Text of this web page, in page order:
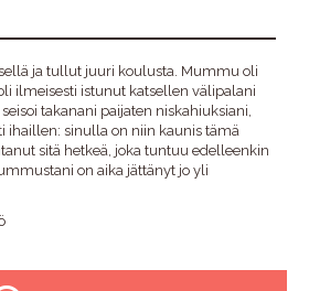
ja tullut juuri koulusta. Mummu oli
ilmeisesti istunut katsellen välipalani
takanani paijaten niskahiuksiani,
ihaillen: sinulla on niin kaunis tämä
sitä hetkeä, joka tuntuu edelleenkin
on aika jättänyt jo yli